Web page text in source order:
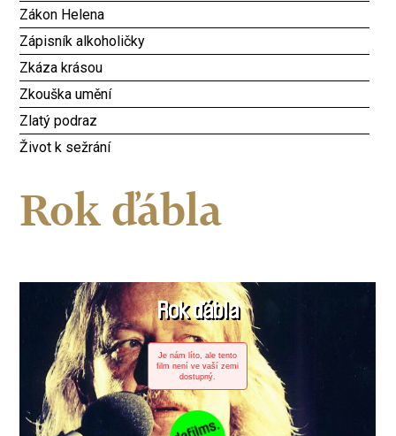
Zákon Helena
Zápisník alkoholičky
Zkáza krásou
Zkouška umění
Zlatý podraz
Život k sežrání
Rok ďábla